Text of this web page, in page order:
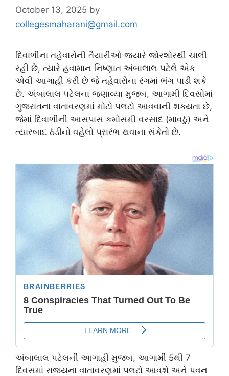
October 13, 2025 by
collegesmaharani@gmail.com
દિવાળીના તહેવારોની તૈયારીઓ જ્યારે જોરશોરથી ચાલી
રહી છે, ત્યારે હવામાન નિષ્ણાત અંબાલાલ પટેલે એક
એવી આગાહી કરી છે જે તહેવારોના રંગમાં ભંગ પાડી શકે
છે. અંબાલાલ પટેલના જણાવ્યા મુજબ, આગામી દિવસોમાં
ગુજરાતના વાતાવરણમાં મોટો પલટો આવવાની શક્યતા છે,
જેમાં દિવાળીની આસપાસ કમોસમી વરસાદ (માવઠું) અને
ત્યારબાદ ઠંડીનો વહેલો પ્રારંભ થવાના સંકેતો છે.
અંબાલાલ પટેલની આગાહી મુજબ, આગામી 5થી 7
દિવસમાં રાજ્યના વાતાવરણમાં પલટો આવશે અને પવન